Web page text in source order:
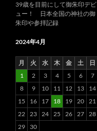
39歳を目前にして御朱印デビ
ュー！ 日本全国の神社の御
朱印や参拝記録
2024年4月
月 火 水 木 金 土
日
1
2 3 4 5 6
7
8
9 10 11 12 13
14
15
16 17 18 19 20 21
22 23 24 25 26 27 28
29
30